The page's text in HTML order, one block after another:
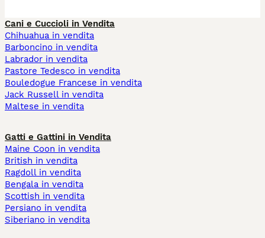
Cani e Cuccioli in Vendita
Chihuahua in vendita
Barboncino in vendita
Labrador in vendita
Pastore Tedesco in vendita
Bouledogue Francese in vendita
Jack Russell in vendita
Maltese in vendita
Gatti e Gattini in Vendita
Maine Coon in vendita
British in vendita
Ragdoll in vendita
Bengala in vendita
Scottish in vendita
Persiano in vendita
Siberiano in vendita